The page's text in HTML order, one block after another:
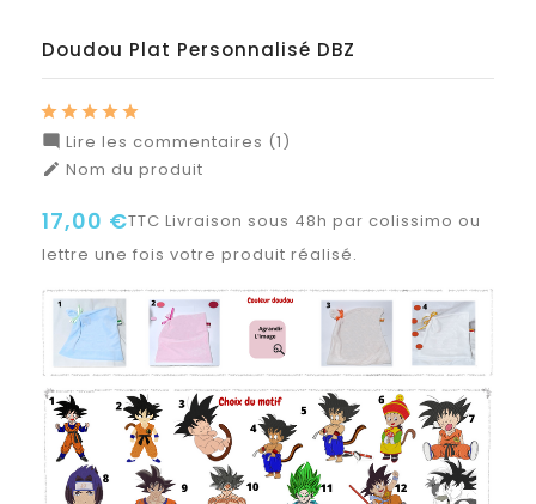
Doudou Plat Personnalisé DBZ
 Lire les commentaires (1)
 Nom du produit
17,00 €TTC Livraison sous 48h par colissimo ou
lettre une fois votre produit réalisé.